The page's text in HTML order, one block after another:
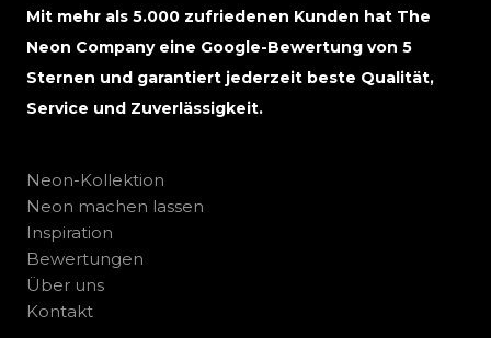
Mit mehr als 5.000 zufriedenen Kunden hat The
Neon Company eine Google-Bewertung von 5
Sternen und garantiert jederzeit beste Qualität,
Service und Zuverlässigkeit.
Neon-Kollektion
Neon machen lassen
Inspiration
Bewertungen
Über uns
Kontakt